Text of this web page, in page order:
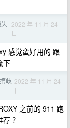
2022 年 11 月 24
日
感觉蛮好用的 跟
下
歧 2022 年 11 月 24
日
之前的 911 跑
？